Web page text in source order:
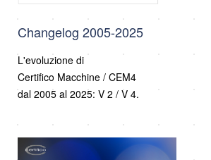
Changelog 2005-2025
L'evoluzione di
Certifico Macchine / CEM4
dal 2005 al 2025: V 2 / V 4.